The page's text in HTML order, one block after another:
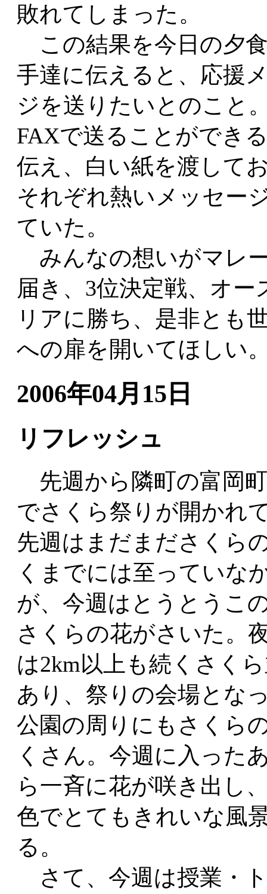
敗れてしまった。
この結果を今日の夕
手達に伝えると、応援
ジを送りたいとのこと
FAXで送ることができ
伝え、白い紙を渡して
それぞれ熱いメッセー
ていた。
みんなの想いがマレ
届き、3位決定戦、オー
リアに勝ち、是非とも
への扉を開いてほしい
2006年04月15日
リフレッシュ
先週から隣町の富岡
でさくら祭りが開かれ
先週はまだまださくら
くまでには至っていな
が、今週はとうとうこ
さくらの花がさいた。
は2km以上も続くさく
あり、祭りの会場とな
公園の周りにもさくら
くさん。今週に入った
ら一斉に花が咲き出し
色でとてもきれいな風
る。
さて、今週は授業・